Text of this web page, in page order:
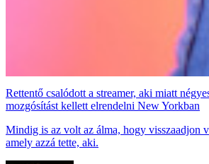
Rettentő csalódott a streamer, aki miatt
mozgósítást kellett elrendelni New Yorkban
Mindig is az volt az álma, hogy visszaadjon
amely azzá tette, aki.